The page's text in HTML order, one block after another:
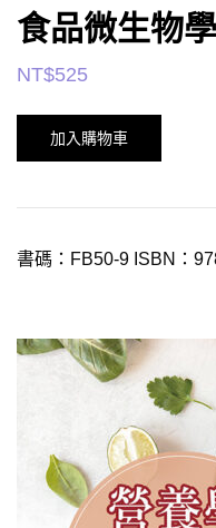
食品微生物
NT$525
加入購物車
書碼：FB50-9 ISBN：